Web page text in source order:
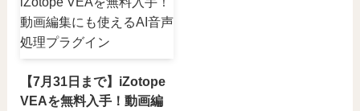
【7月31日まで】iZotope
VEAを無料入手！動画編